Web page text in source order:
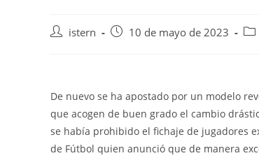
Autoristern
Publicación
10 de mayo de 2023
De nuevo se ha apostado por un modelo
que acogen de buen grado el cambio
se había prohibido el fichaje de jugadores
de Fútbol quien anunció que de manera